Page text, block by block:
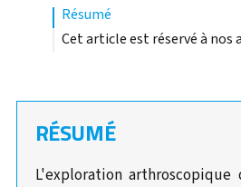
résumé
Cet article est réservé à nos
RÉSUMÉ
L'exploration